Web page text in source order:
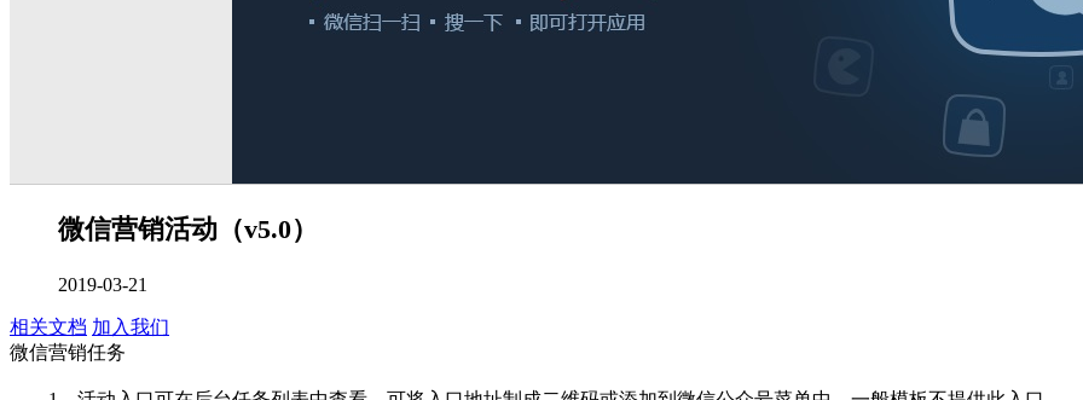
微信营销活动（v5.0）
2019-03-21
相关文档 加入我们
微信营销任务